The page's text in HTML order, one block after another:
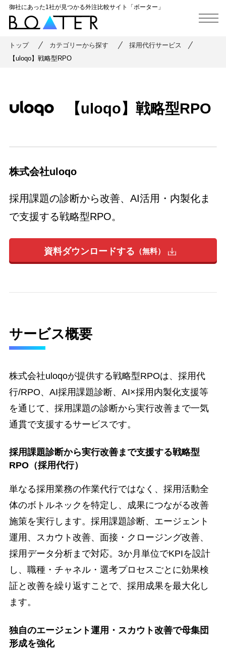
御社にあった1社が見つかる外注比較サイト「ボーター」
トップ カテゴリーから探す
採用代行サービス
【uloqo】戦略型RPO
【uloqo】戦略型RPO
株式会社uloqo
採用課題の診断から改善、AI活用・内製化ま
で支援する戦略型RPO。
資料ダウンロードする 無料
サービス概要
株式会社uloqoが提供する戦略型RPOは、採用代
行/RPO、AI採用課題診断、AI×採用内製化支援等
を通じて、採用課題の診断から実行改善まで一気
通貫で支援するサービスです。
採用課題診断から実行改善まで支援する戦略型
RPO（採用代行）
単なる採用業務の作業代行ではなく、採用活動全
体のボトルネックを特定し、成果につながる改善
施策を実行します。採用課題診断、エージェント
運用、スカウト改善、面接・クロージング改善、
採用データ分析まで対応。3か月単位でKPIを設計
し、職種・チャネル・選考プロセスごとに効果検
証と改善を繰り返すことで、採用成果を最大化し
ます。
独自のエージェント運用・スカウト改善で母集団
形成を強化